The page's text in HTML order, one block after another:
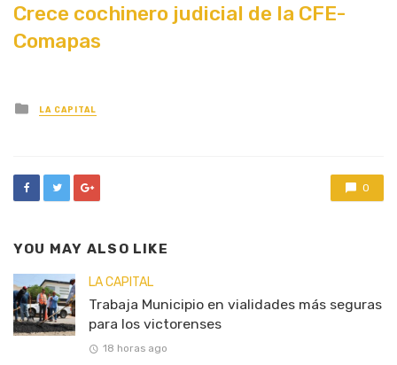
Crece cochinero judicial de la CFE-
Comapas
Posted
in
LA CAPITAL
0
YOU MAY ALSO LIKE
LA CAPITAL
Trabaja Municipio en vialidades más seguras
para los victorenses
18 horas ago